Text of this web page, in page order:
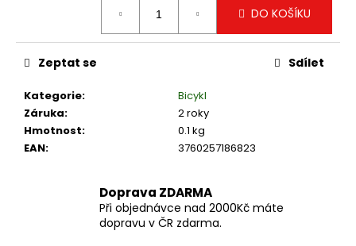
DO KOŠÍKU
Kategorie:
Bicykl
Záruka:
2 roky
Hmotnost:
0.1 kg
EAN: 3760257186823
Zeptat se Sdílet
Doprava ZDARMA
Při objednávce nad 2000Kč máte
dopravu v ČR zdarma.
ŘETĚZŮ
MOTUL
478
Kč